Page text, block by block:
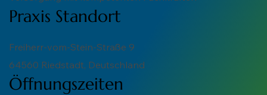
Praxis Standort
Freiherr-vom-Stein-Straße 9
64560 Riedstadt, Deutschland
Öffnungszeiten